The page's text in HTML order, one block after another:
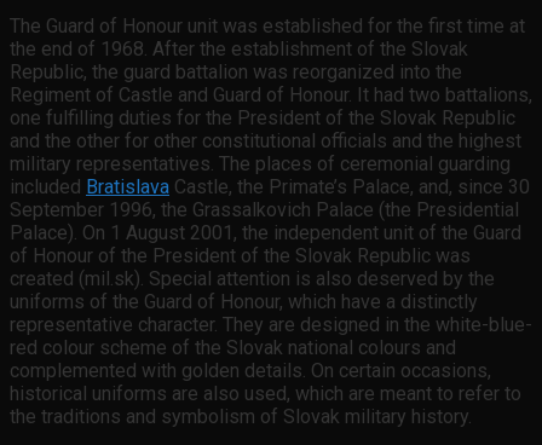
The Guard of Honour unit was established for the first time at
the end of 1968. After the establishment of the Slovak
Republic, the guard battalion was reorganized into the
Regiment of Castle and Guard of Honour. It had two battalions,
one fulfilling duties for the President of the Slovak Republic
and the other for other constitutional officials and the highest
military representatives. The places of ceremonial guarding
included Bratislava Castle, the Primate’s Palace, and, since 30
September 1996, the Grassalkovich Palace (the Presidential
Palace). On 1 August 2001, the independent unit of the Guard
of Honour of the President of the Slovak Republic was
created (mil.sk). Special attention is also deserved by the
uniforms of the Guard of Honour, which have a distinctly
representative character. They are designed in the white-blue-
red colour scheme of the Slovak national colours and
complemented with golden details. On certain occasions,
historical uniforms are also used, which are meant to refer to
the traditions and symbolism of Slovak military history.